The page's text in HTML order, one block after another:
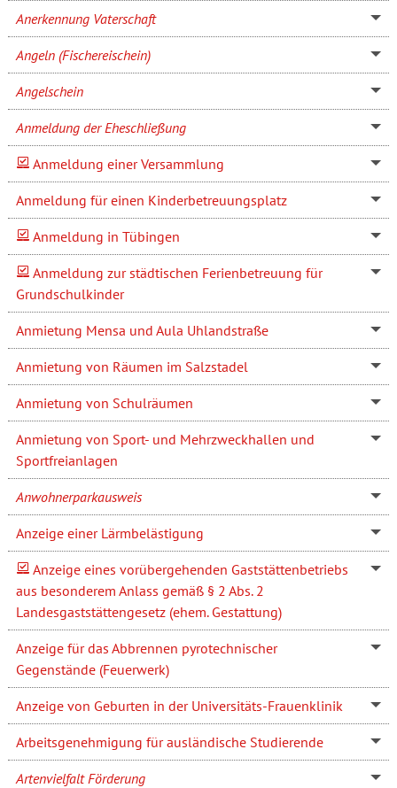
Anerkennung Vaterschaft
Angeln (Fischereischein)
Angelschein
Anmeldung der Eheschließung
Anmeldung einer Versammlung
Anmeldung für einen Kinderbetreuungsplatz
Anmeldung in Tübingen
Anmeldung zur städtischen Ferienbetreuung für
Grundschulkinder
Anmietung Mensa und Aula Uhlandstraße
Anmietung von Räumen im Salzstadel
Anmietung von Schulräumen
Anmietung von Sport- und Mehrzweckhallen und
Sportfreianlagen
Anwohnerparkausweis
Anzeige einer Lärmbelästigung
Anzeige eines vorübergehenden Gaststättenbetriebs
aus besonderem Anlass gemäß § 2 Abs. 2
Landesgaststättengesetz (ehem. Gestattung)
Anzeige für das Abbrennen pyrotechnischer
Gegenstände (Feuerwerk)
Anzeige von Geburten in der Universitäts-Frauenklinik
Arbeitsgenehmigung für ausländische Studierende
Artenvielfalt Förderung